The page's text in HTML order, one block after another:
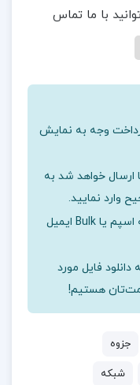
با ما تماس
پرداخت وجه به نمایش
ارسال خواهد شد به
وارد نمایید.
ممکن است ایمیل ارسالی به پوشه اسپم یا Bulk ایمیل
فایل مورد
هستیم!
جزوه
شبکه